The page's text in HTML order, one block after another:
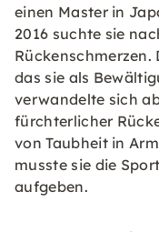
einen Master in
2016 suchte sie
das sie als
verwandelte sich
fürchterlicher
von Taubheit in
musste sie die
aufgeben.